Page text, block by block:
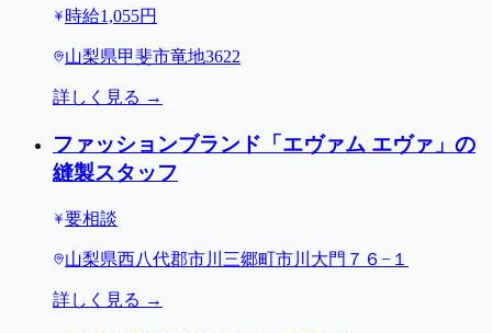
時給1,055円
山梨県甲斐市竜地3622
詳しく見る →
ファッションブランド「エヴァム エヴァ」の
縫製スタッフ
要相談
山梨県西八代郡市川三郷町市川大門７６−１
詳しく見る →